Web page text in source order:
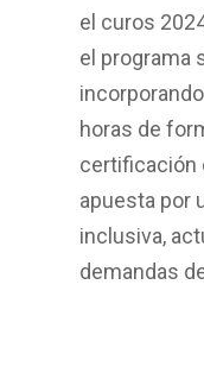
el curos
el programa
incorporando
horas de
certificación
apuesta por
inclusiva,
demandas